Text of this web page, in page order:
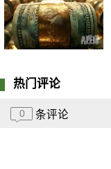
热门评论
0 条评论